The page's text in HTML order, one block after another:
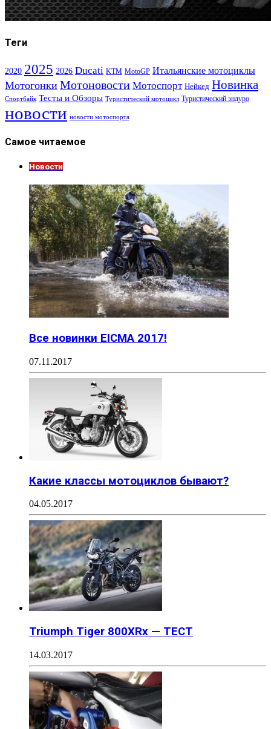
Теги
2020 2025 2026 Ducati KTM MotoGP Итальянские мотоциклы
Мотогонки Мотоновости Мотоспорт Нейкед Новинка
Спортбайк Тесты и Обзоры Туристический мотоцикл Туристический эндуро
новости новости мотоспорта
Самое читаемое
Новости
Все новинки EICMA 2017!
07.11.2017
Какие классы мотоциклов бывают?
04.05.2017
Triumph Tiger 800XRx — ТЕСТ
14.03.2017